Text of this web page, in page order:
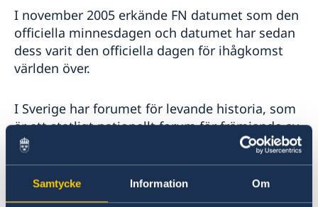
Samtycke Information Om
I november 2005 erkände FN datumet som den
officiella minnesdagen och datumet har sedan
dess varit den officiella dagen för ihågkomst
världen över.
I Sverige har forumet för levande historia, som
är ett statligt nationellt forum för främjande av
demokrati, tolerans och mänskliga rättigheter,
sedan 2003 medvetet uppmärksammat och
informerat om denna dag genom olika
seminarier och cermonier i syfte att hedra